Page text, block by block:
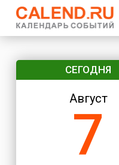
СЕГОДНЯ
Август
7